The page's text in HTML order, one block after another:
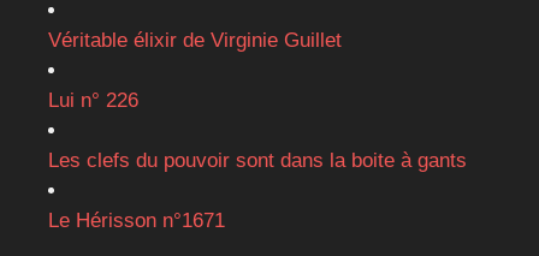
Véritable élixir de Virginie Guillet
Lui n° 226
Les clefs du pouvoir sont dans la boite à gants
Le Hérisson n°1671